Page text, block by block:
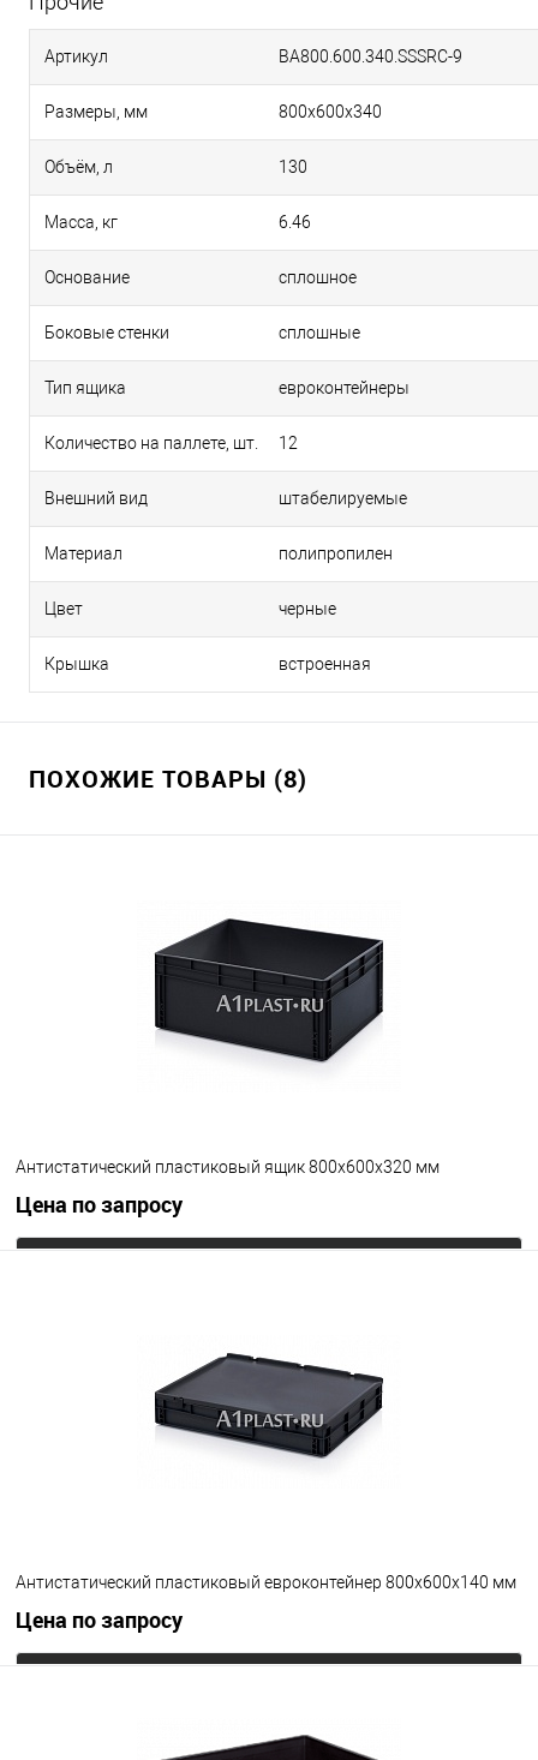
Артикул BA800.600.340.SSSRC-9
Размеры, мм 800х600х340
Объём, л 130
Масса, кг 6.46
Основание сплошное
Боковые стенки сплошные
Тип ящика евроконтейнеры
Количество на паллете, шт. 12
Внешний вид штабелируемые
Материал полипропилен
Цвет черные
Крышка встроенная
ПОХОЖИЕ ТОВАРЫ (8)
Антистатический пластиковый ящик 800х600х320 мм
Цена по запросу
Антистатический пластиковый евроконтейнер 800х600х140 мм
Цена по запросу
Под заказ